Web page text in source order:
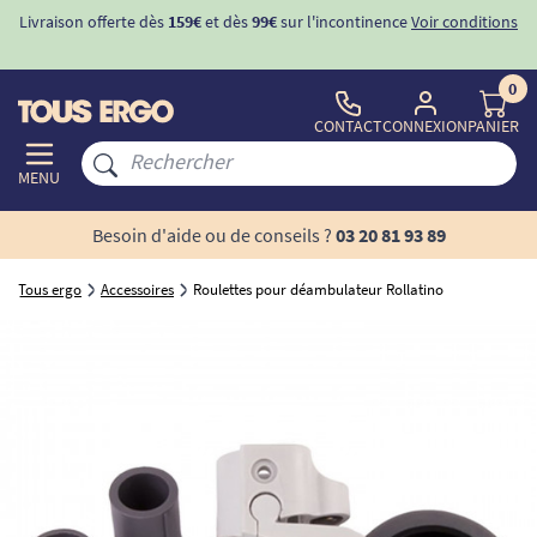
Livraison offerte dès 159€et dès99€sur l'incontinenceVoir conditions
MENU
CONTACTCONNEXION
0
PANIER
Besoin d'aide ou de conseils ? 03 20 81 93 89
Tous ergo Accessoires Roulettes pour déambulateur Rollatino